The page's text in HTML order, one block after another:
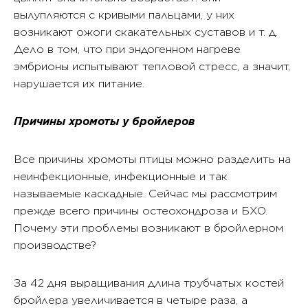
вылупляются с кривыми пальцами, у них
возникают ожоги скакательных суставов и т. д.
Дело в том, что при эндогенном нагреве
эмбрионы испытывают тепловой стресс, а значит,
нарушается их питание.
Причины хромоты у бройлеров
Все причины хромоты птицы можно разделить на
неинфекционные, инфекционные и так
называемые каскадные. Сейчас мы рассмотрим
прежде всего причины остеохондроза и БХО.
Почему эти проблемы возникают в бройлерном
производстве?
За 42 дня выращивания длина трубчатых костей
бройлера увеличивается в четыре раза, а